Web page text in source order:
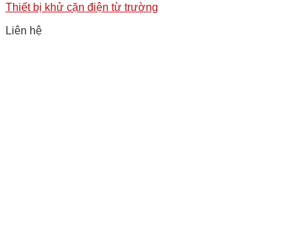
Thiết bị khử cặn điện từ trường
Liên hệ